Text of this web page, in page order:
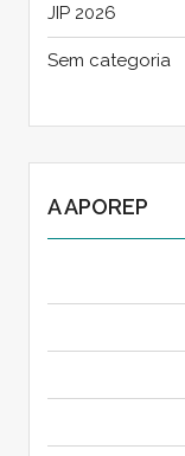
JIP 2026
Sem categoria
A APOREP